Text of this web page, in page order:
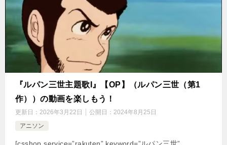
『ルパン三世主題歌I』【OP】（ルパン三世（第1
作））の動画を楽しもう！
更新日： 2026年3月22日 公開日： 2024年8月25日
アニソン